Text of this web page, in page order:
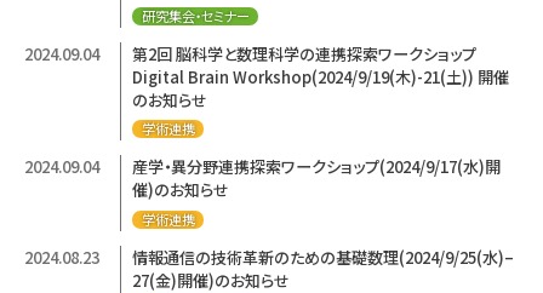
研究集会・セミナー
2024.09.04
第2回 脳科学と数理科学の連携探索ワークショップ
Digital Brain Workshop(2024/9/19(木)-21(土)) 開催
のお知らせ
学術連携
2024.09.04
産学・異分野連携探索ワークショップ(2024/9/17(水)開
催)のお知らせ
学術連携
2024.08.23
情報通信の技術革新のための基礎数理(2024/9/25(水)–
27(金)開催)のお知らせ